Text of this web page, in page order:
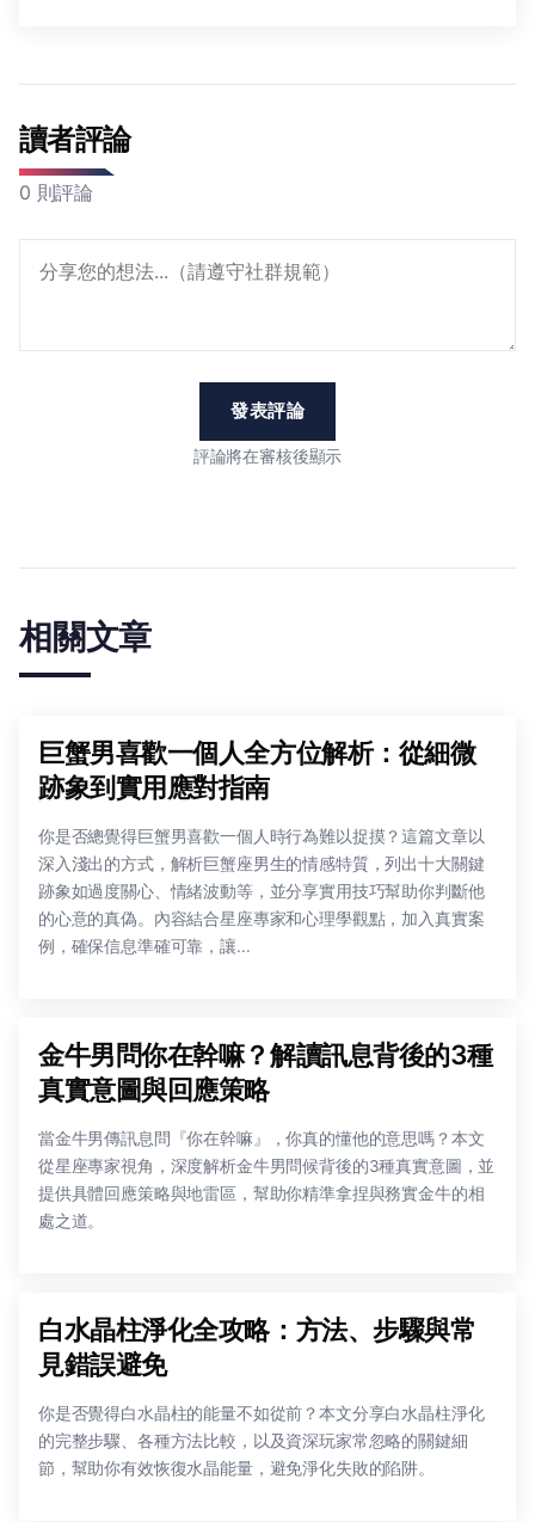
讀者評論
0 則評論
發表評論
評論將在審核後顯示
相關文章
巨蟹男喜歡一個人全方位解析：從細微
跡象到實用應對指南
你是否總覺得巨蟹男喜歡一個人時行為難以捉摸？這篇文章以
深入淺出的方式，解析巨蟹座男生的情感特質，列出十大關鍵
跡象如過度關心、情緒波動等，並分享實用技巧幫助你判斷他
的心意的真偽。內容結合星座專家和心理學觀點，加入真實案
例，確保信息準確可靠，讓...
金牛男問你在幹嘛？解讀訊息背後的3種
真實意圖與回應策略
當金牛男傳訊息問『你在幹嘛』，你真的懂他的意思嗎？本文
從星座專家視角，深度解析金牛男問候背後的3種真實意圖，並
提供具體回應策略與地雷區，幫助你精準拿捏與務實金牛的相
處之道。
白水晶柱淨化全攻略：方法、步驟與常
見錯誤避免
你是否覺得白水晶柱的能量不如從前？本文分享白水晶柱淨化
的完整步驟、各種方法比較，以及資深玩家常忽略的關鍵細
節，幫助你有效恢復水晶能量，避免淨化失敗的陷阱。